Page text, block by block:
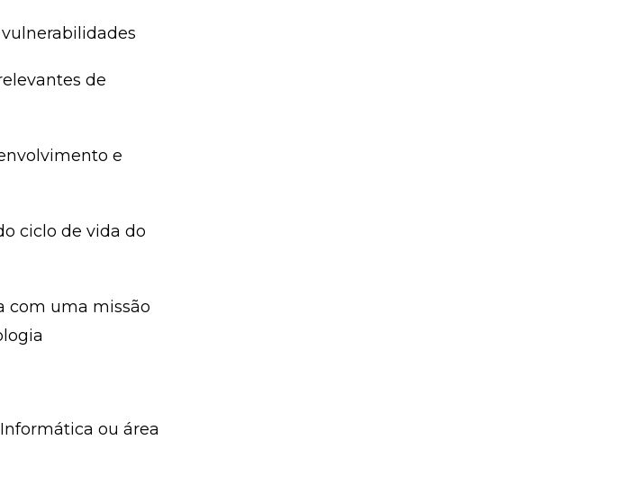
de
e
ciclo de vida do
com uma missão
ou área